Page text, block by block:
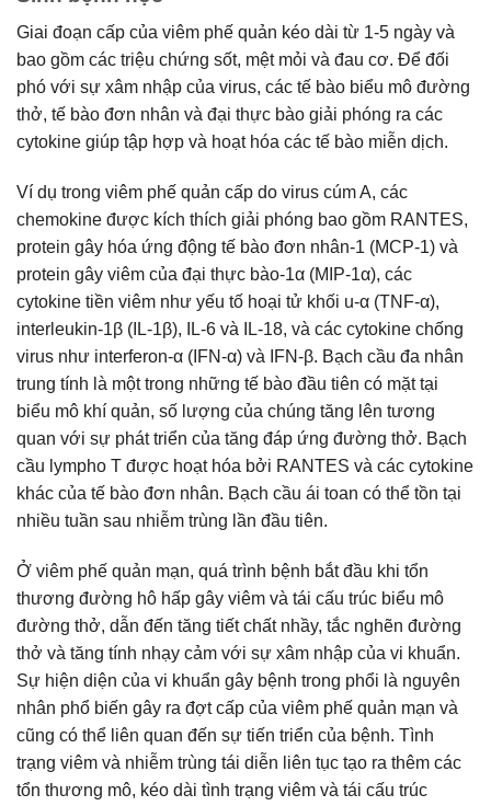
Giai đoạn cấp của viêm phế quản kéo dài từ 1-5 ngày và
bao gồm các triệu chứng sốt, mệt mỏi và đau cơ. Để đối
phó với sự xâm nhập của virus, các tế bào biểu mô đường
thở, tế bào đơn nhân và đại thực bào giải phóng ra các
cytokine giúp tập hợp và hoạt hóa các tế bào miễn dịch.
Ví dụ trong viêm phế quản cấp do virus cúm A, các
chemokine được kích thích giải phóng bao gồm RANTES,
protein gây hóa ứng động tế bào đơn nhân-1 (MCP-1) và
protein gây viêm của đại thực bào-1α (MIP-1α), các
cytokine tiền viêm như yếu tố hoại tử khối u-α (TNF-α),
interleukin-1β (IL-1β), IL-6 và IL-18, và các cytokine chống
virus như interferon-α (IFN-α) và IFN-β. Bạch cầu đa nhân
trung tính là một trong những tế bào đầu tiên có mặt tại
biểu mô khí quản, số lượng của chúng tăng lên tương
quan với sự phát triển của tăng đáp ứng đường thở. Bạch
cầu lympho T được hoạt hóa bởi RANTES và các cytokine
khác của tế bào đơn nhân. Bạch cầu ái toan có thể tồn tại
nhiều tuần sau nhiễm trùng lần đầu tiên.
Ở viêm phế quản mạn, quá trình bệnh bắt đầu khi tổn
thương đường hô hấp gây viêm và tái cấu trúc biểu mô
đường thở, dẫn đến tăng tiết chất nhầy, tắc nghẽn đường
thở và tăng tính nhạy cảm với sự xâm nhập của vi khuẩn.
Sự hiện diện của vi khuẩn gây bệnh trong phổi là nguyên
nhân phổ biến gây ra đợt cấp của viêm phế quản mạn và
cũng có thể liên quan đến sự tiến triển của bệnh. Tình
trạng viêm và nhiễm trùng tái diễn liên tục tạo ra thêm các
tổn thương mô, kéo dài tình trạng viêm và tái cấu trúc